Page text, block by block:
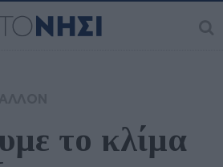
το κλίμα